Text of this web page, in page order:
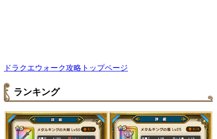
ドラクエウォーク攻略トップページ
ランキング